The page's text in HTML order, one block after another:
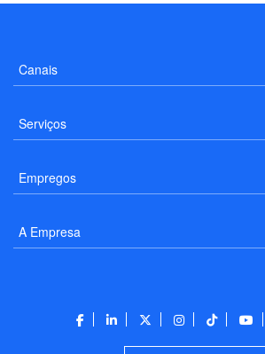
Canais
Serviços
Empregos
A Empresa